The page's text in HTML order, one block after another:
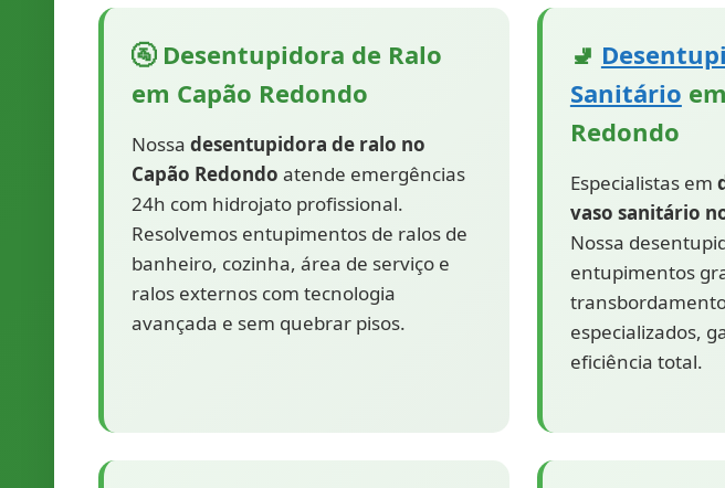
🚰 Desentupidora de Ralo
em Capão Redondo
Nossa desentupidora de ralo no
Capão Redondo atende emergências
24h com hidrojato profissional.
Resolvemos entupimentos de ralos de
banheiro, cozinha, área de serviço e
ralos externos com tecnologia
avançada e sem quebrar pisos.
🚽
Sanitário
Redondo
Especialistas em
vaso sanitário
Nossa
entupimentos
especializados,
eficiência total.